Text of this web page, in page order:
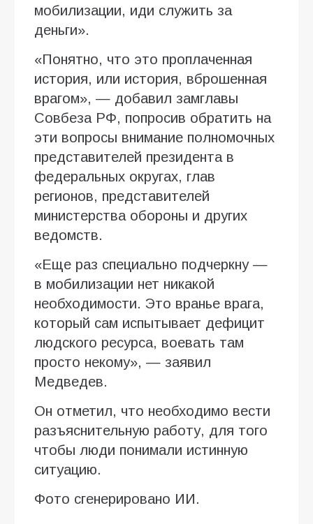
мобилизации, иди служить за
деньги».
«Понятно, что это проплаченная
история, или история, вброшенная
врагом», — добавил замглавы
Совбеза РФ, попросив обратить на
эти вопросы внимание полномочных
представителей президента в
федеральных округах, глав
регионов, представителей
министерства обороны и других
ведомств.
«Еще раз специально подчеркну —
в мобилизации нет никакой
необходимости. Это вранье врага,
который сам испытывает дефицит
людского ресурса, воевать там
просто некому», — заявил
Медведев.
Он отметил, что необходимо вести
разъяснительную работу, для того
чтобы люди понимали истинную
ситуацию.
Фото сгенерировано ИИ.